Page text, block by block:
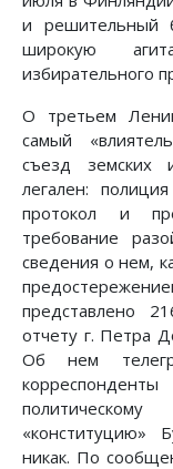
и решительный
широкую
избирательного
О третьем
самый
съезд земских
легален:
протокол и
требование
сведения о нем,
представлено
отчету г. Петра
Об нем
«конституцию»
никак. По